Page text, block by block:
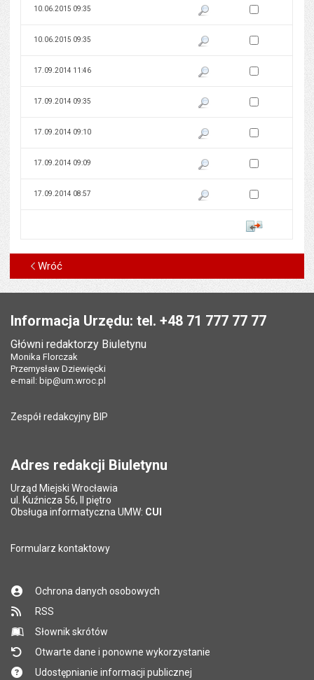
10.06.2015 09:35 Pokaż podgląd wersji z dnia
Zaznacz wersję do
10.06.2015 09:35 Pokaż podgląd wersji z dnia
Zaznacz wersję do
17.09.2014 11:46 Pokaż podgląd wersji z dnia
Zaznacz wersję do
17.09.2014 09:35 Pokaż podgląd wersji z dnia
Zaznacz wersję do
17.09.2014 09:10 Pokaż podgląd wersji z dnia
Zaznacz wersję do
17.09.2014 09:09 Pokaż podgląd wersji z dnia
Zaznacz wersję do
17.09.2014 08:57 Pokaż podgląd wersji z dnia
Zaznacz wersję do
Porównaj
Wróć
Informacja Urzędu: tel. +48 71 777 77 77
Główni redaktorzy Biuletynu
Monika Florczak
Przemysław Dziewięcki
e-mail: bip@um.wroc.pl
Zespół redakcyjny BIP
Adres redakcji Biuletynu
Urząd Miejski Wrocławia
ul. Kuźnicza 56, II piętro
Obsługa informatyczna UMW: CUI
Formularz kontaktowy
Ochrona danych osobowych
RSS
Słownik skrótów
Otwarte dane i ponowne wykorzystanie
Udostępnianie informacji publicznej